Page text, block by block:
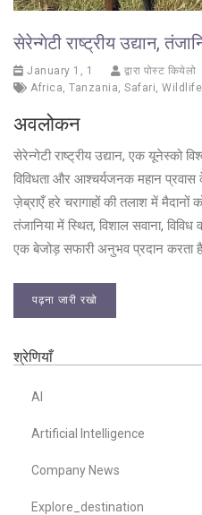
सेरेन्गेटी राष्ट्रीय उद्यान,
January 1, 1
द्वारा पोस्ट कियेलो
Africa Tanzania Safari Wildlife
अवलोकन
सेरेन्गेटी राष्ट्रीय उद्यान, एक यूनेस्को
विविधता और आश्चर्यजनक महान
ज़ेब्राएँ हरे चरागाहों की तलाश में मैदानों
तंजानिया में स्थित, विशाल सवाना,
एक बेजोड़ सफारी अनुभव प्रदान करता
पढ़ना जारी रखो
श्रेणियाँ
AI
Artificial Intelligence
Company News
Explore_destination